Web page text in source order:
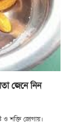
জেনে নিন
ও শক্তি জোগায়।